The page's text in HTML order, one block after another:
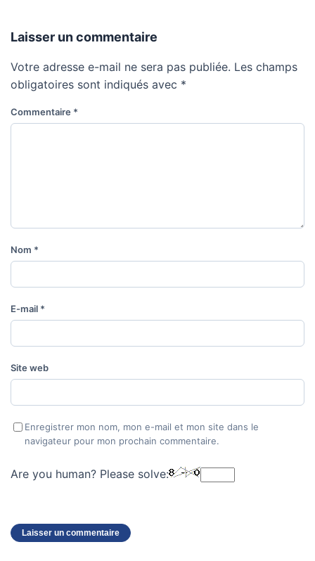
Laisser un commentaire
Votre adresse e-mail ne sera pas publiée. Les champs
obligatoires sont indiqués avec *
Commentaire *
Nom *
E-mail *
Site web
Enregistrer mon nom, mon e-mail et mon site dans le
navigateur pour mon prochain commentaire.
Are you human? Please solve: